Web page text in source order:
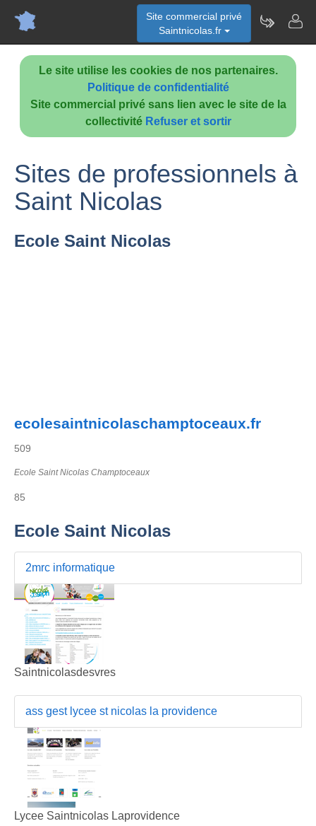
Le site utilise les cookies de nos partenaires.
Politique de confidentialité
Site commercial privé sans lien avec le site de la
collectivité Refuser et sortir
Site commercial privé
Saintnicolas.fr
Sites de professionnels à
Saint Nicolas
Ecole Saint Nicolas
ecolesaintnicolaschamptoceaux.fr
509
Ecole Saint Nicolas Champtoceaux
85
Ecole Saint Nicolas
2mrc informatique
Saintnicolasdesvres
ass gest lycee st nicolas la providence
Lycee Saintnicolas Laprovidence